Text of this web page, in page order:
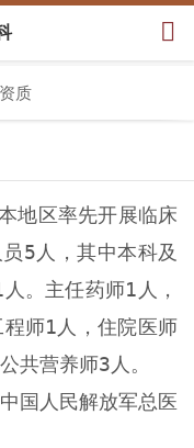
质
地区率先开展临床
5人，其中本科及
。主任药师1人，
师1人，住院医师
共营养师3人。
国人民解放军总医